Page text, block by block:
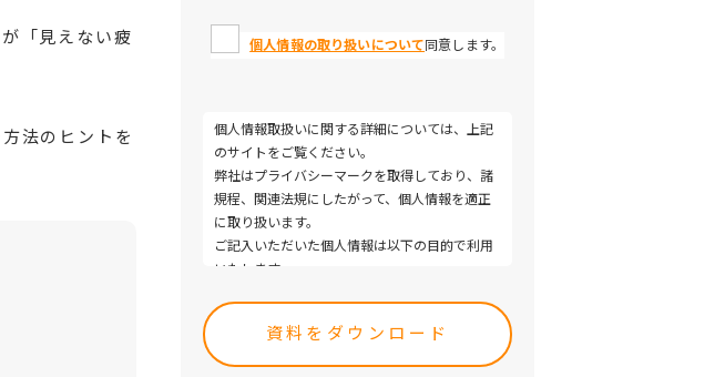
「見えない疲
法のヒントを
個人情報の取り扱いについて 同意します。
個人情報取扱いに関する詳細については、上記
のサイトをご覧ください。
弊社はプライバシーマークを取得しており、諸
規程、関連法規にしたがって、個人情報を適正
に取り扱います。
ご記入いただいた個人情報は以下の目的で利用
いたします。
討、受発注、決済および対応
・取引（提案）に基づく役務等の授受
・当社サービス等に関する情報の提供、収集お
leave
this
field